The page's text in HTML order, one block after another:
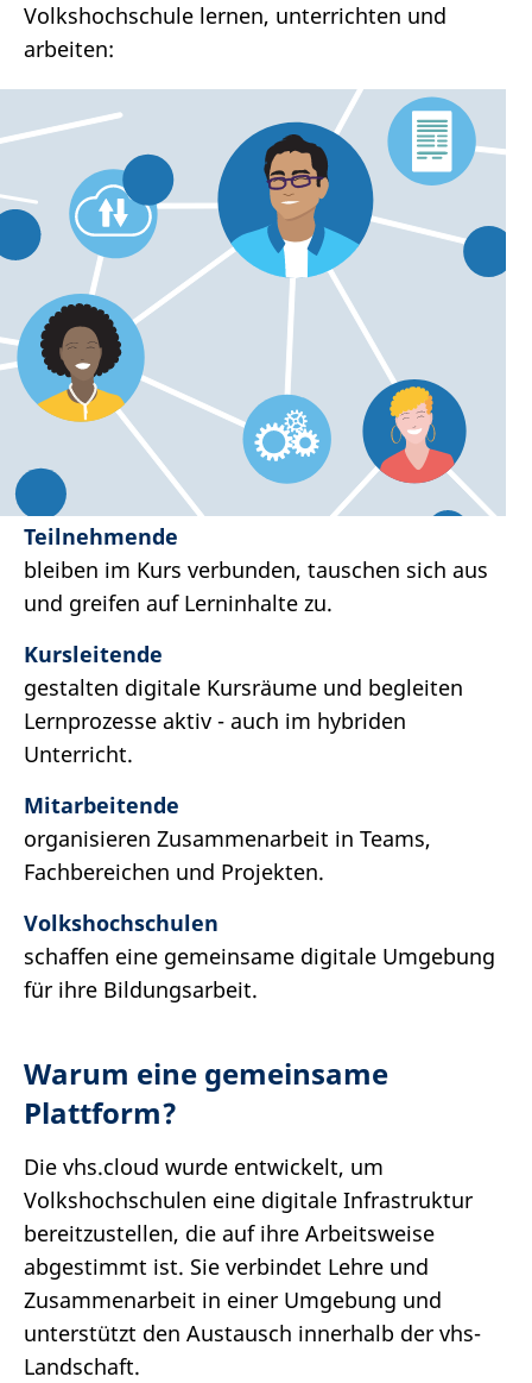
Volkshochschule lernen, unterrichten und
arbeiten:
Teilnehmende
bleiben im Kurs verbunden, tauschen sich aus
und greifen auf Lerninhalte zu.
Kursleitende
gestalten digitale Kursräume und begleiten
Lernprozesse aktiv - auch im hybriden
Unterricht.
Mitarbeitende
organisieren Zusammenarbeit in Teams,
Fachbereichen und Projekten.
Volkshochschulen
schaffen eine gemeinsame digitale Umgebung
für ihre Bildungsarbeit.
Warum eine gemeinsame
Plattform?
Die vhs.cloud wurde entwickelt, um
Volkshochschulen eine digitale Infrastruktur
bereitzustellen, die auf ihre Arbeitsweise
abgestimmt ist. Sie verbindet Lehre und
Zusammenarbeit in einer Umgebung und
unterstützt den Austausch innerhalb der vhs-
Landschaft.